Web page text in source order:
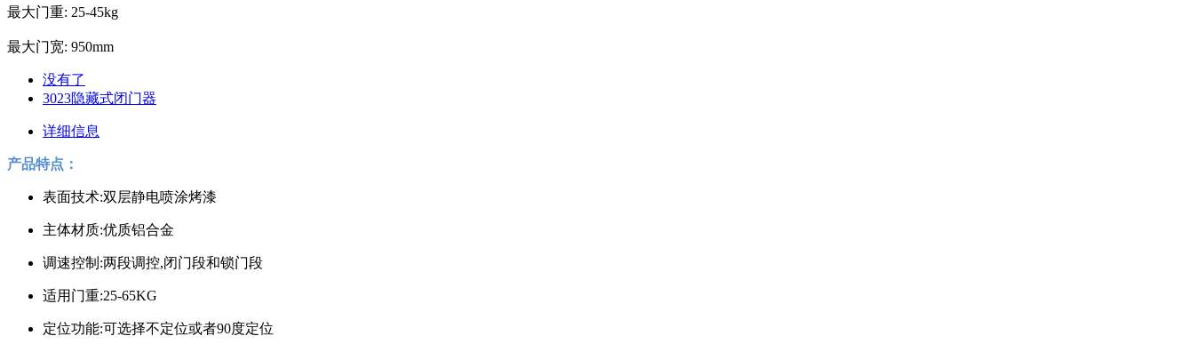
最大门重: 25-45kg
最大门宽: 950mm
没有了
3023隐藏式闭门器
详细信息
产品特点：
表面技术:双层静电喷涂烤漆
主体材质:优质铝合金
调速控制:两段调控,闭门段和锁门段
适用门重:25-65KG
定位功能:可选择不定位或者90度定位